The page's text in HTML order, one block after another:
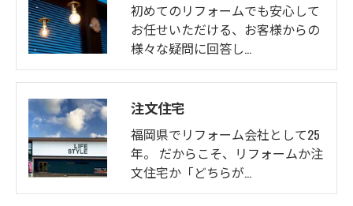
初めてのリフォームでも安心して
お任せいただける、お客様からの
様々な疑問に回答し…
注文住宅
福岡県でリフォーム会社として25
年。 だからこそ、リフォームか注
文住宅か「どちらが…